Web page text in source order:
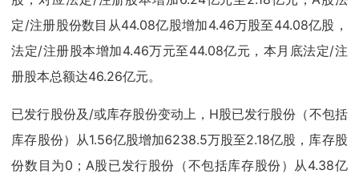
定/注册股份数目从44.08亿股增加4.46万股至44.08亿股，
法定/注册股本增加4.46万元至44.08亿元，本月底法定/注
册股本总额达46.26亿元。
已发行股份及/或库存股份变动上，H股已发行股份（不包括
库存股份）从1.56亿股增加6238.5万股至2.18亿股，库存股
份数目为0；A股已发行股份（不包括库存股份）从4.38亿